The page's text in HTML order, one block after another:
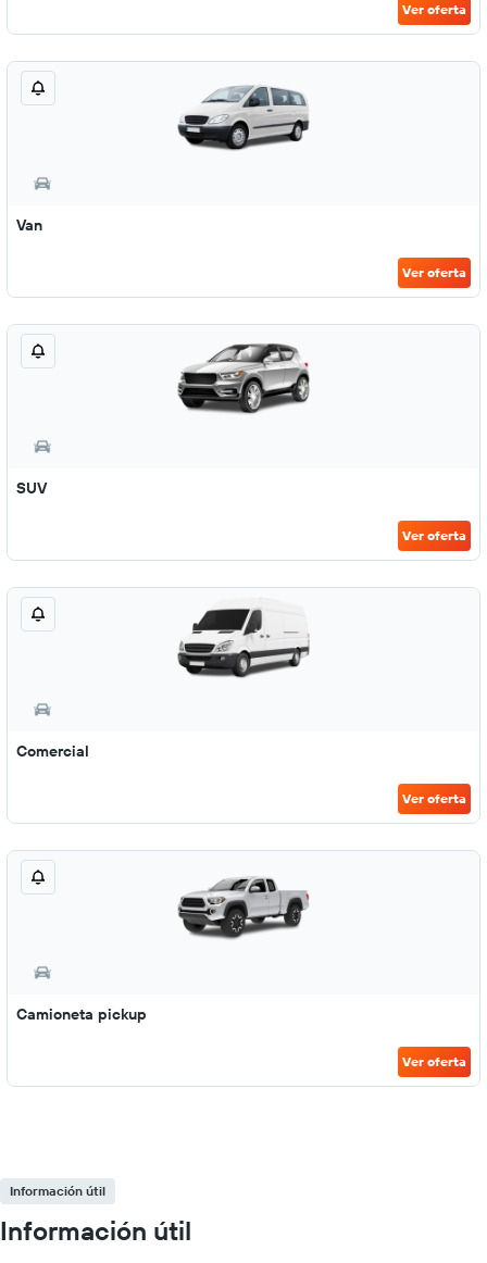
Ver oferta
Van
Ver oferta
SUV
Ver oferta
Comercial
Ver oferta
Camioneta pickup
Ver oferta
Información útil
Información útil